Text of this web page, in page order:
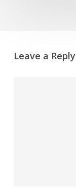
Leave a Reply